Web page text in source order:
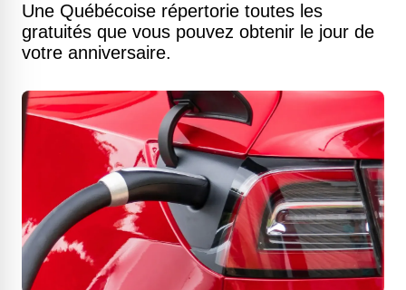
Une Québécoise répertorie toutes les
gratuités que vous pouvez obtenir le jour de
votre anniversaire.